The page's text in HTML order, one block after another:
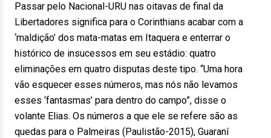
Passar pelo Nacional-URU nas oitavas de final da
Libertadores significa para o Corinthians acabar com a
‘maldição’ dos mata-matas em Itaquera e enterrar o
histórico de insucessos em seu estádio: quatro
eliminações em quatro disputas deste tipo. “Uma hora
vão esquecer esses números, mas nós não levamos
esses ‘fantasmas’ para dentro do campo”, disse o
volante Elias. Os números a que ele se refere são as
quedas para o Palmeiras (Paulistão-2015), Guaraní